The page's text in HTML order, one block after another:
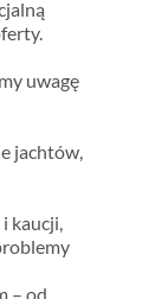
uwagę
jachtów,
kaucji,
– od